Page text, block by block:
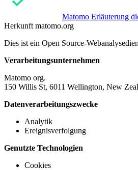
Matomo Erläuterung
Herkunft matomo.org
Dies ist ein Open Source-
Verarbeitungsunternehmen
Matomo org.
150 Willis St, 6011 Wellington, New
Datenverarbeitungszwecke
Analytik
Ereignisverfolgung
Genutzte Technologien
Cookies